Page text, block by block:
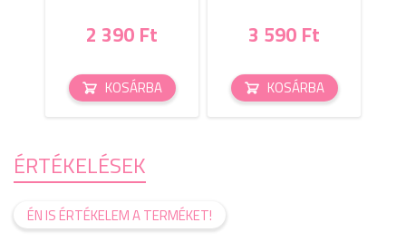
2 390 Ft
KOSÁRBA
3 590 Ft
KOSÁRBA
ÉRTÉKELÉSEK
ÉN IS ÉRTÉKELEM A TERMÉKET!